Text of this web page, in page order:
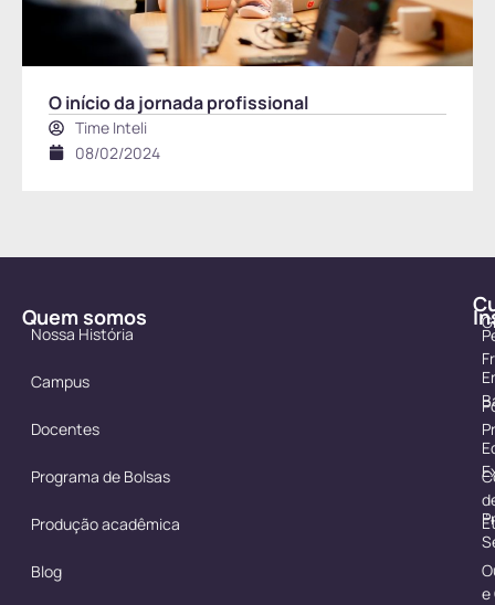
O início da jornada profissional
Time Inteli
08/02/2024
Quem somos
Nossa História
Campus
Docentes
Programa de Bolsas
Produção acadêmica
Blog
e